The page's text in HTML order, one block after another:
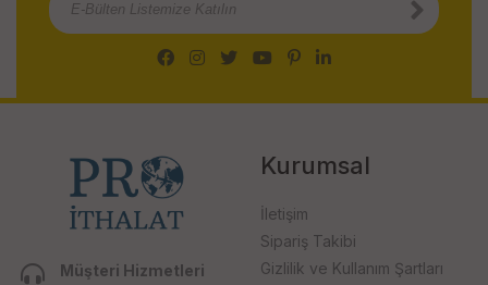
Müşteri Hizmetleri
Kurumsal
İletişim
Sipariş Takibi
Gizlilik ve Kullanım Şartları